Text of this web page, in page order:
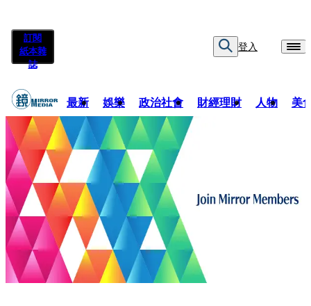
訂閱
紙本雜
誌
登入
最新 娛樂 政治社會 財經理財 人物 美